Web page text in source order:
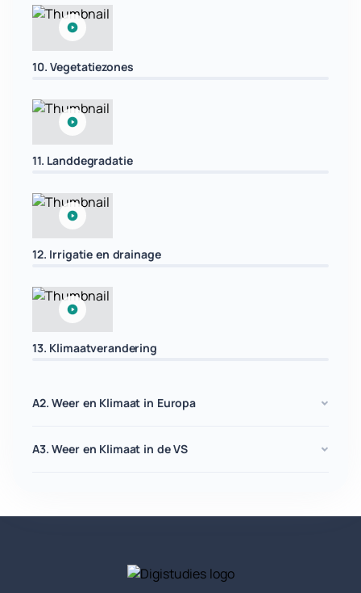
10. Vegetatiezones
11. Landdegradatie
12. Irrigatie en drainage
13. Klimaatverandering
A2. Weer en Klimaat in Europa
A3. Weer en Klimaat in de VS